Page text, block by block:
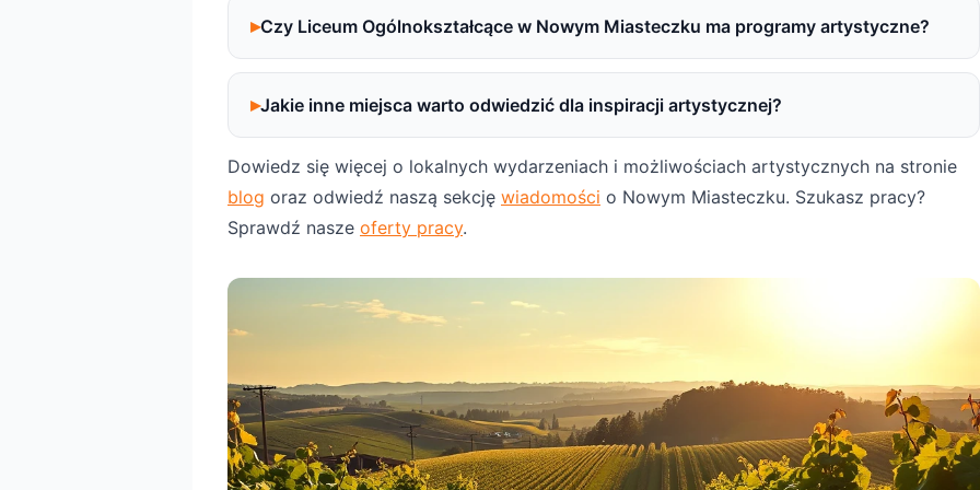
Czy Liceum Ogólnokształcące w Nowym Miasteczku ma programy artystyczne?
Jakie inne miejsca warto odwiedzić dla inspiracji artystycznej?
Dowiedz się więcej o lokalnych wydarzeniach i możliwościach artystycznych na stronie
blog oraz odwiedź naszą sekcję wiadomości o Nowym Miasteczku. Szukasz pracy?
Sprawdź nasze oferty pracy.